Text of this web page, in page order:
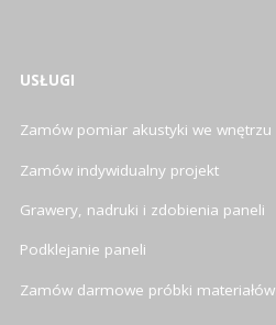
USŁUGI
Zamów pomiar akustyki we wnętrzu
Zamów indywidualny projekt
Grawery, nadruki i zdobienia paneli
Podklejanie paneli
Zamów darmowe próbki materiałów